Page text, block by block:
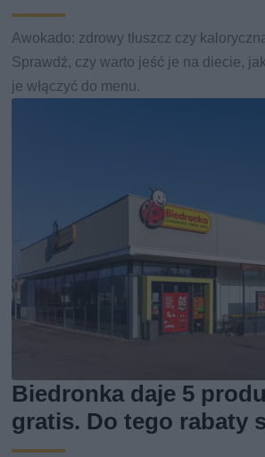
Awokado: zdrowy tłuszcz czy
Sprawdź, czy warto jeść je na diecie,
je włączyć do menu.
Biedronka daje 5
gratis. Do tego rabaty